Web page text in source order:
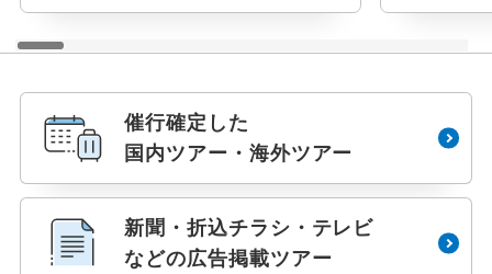
催行確定した
国内ツアー・海外ツアー
新聞・折込チラシ・テレビ
などの広告掲載ツアー